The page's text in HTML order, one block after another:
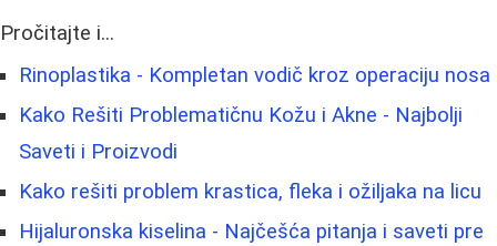
Pročitajte i...
Rinoplastika - Kompletan vodič kroz operaciju nosa
Kako Rešiti Problematičnu Kožu i Akne - Najbolji
Saveti i Proizvodi
Kako rešiti problem krastica, fleka i ožiljaka na licu
Hijaluronska kiselina - Najčešća pitanja i saveti pre